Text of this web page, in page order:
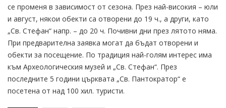
се променя в зависимост от сезона. През най-високия – юли
и август, някои обекти са отворени до 19 ч., а други, като
„Св. Стефан“ напр. – до 20 ч. Почивни дни през лятото няма.
При предварителна заявка могат да бъдат отворени и
обекти за посещение. По традиция най-голям интерес има
към Археологическия музей и „Св. Стефан“. През
последните 5 години църквата „Св. Пантократор“ е
посетена от над 100 хил. туристи.